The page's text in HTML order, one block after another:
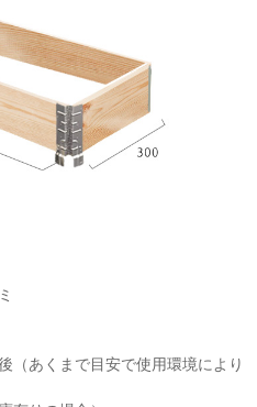
（あくまで目安で使用環境により